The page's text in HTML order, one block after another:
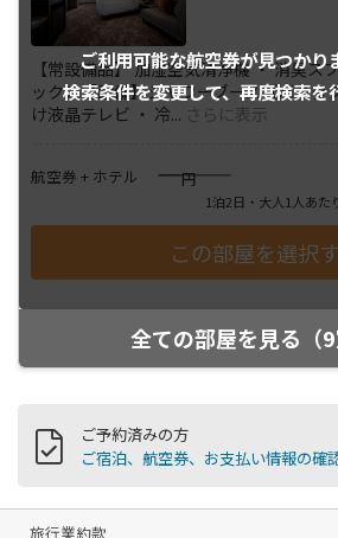
ご利用可能な航空券が見つかり
検索条件を変更して、再度検索を
【常設備品】 加湿空気清浄機 ・ 消臭ス
ックス【設備】シャワーブース（バスタ
け液晶テレビ ・ 冷... さらに表示
航空券 + ホテル ――――円
1泊2日・大人1人あた
全ての部屋を見る（9
ご予約済みの方
ご宿泊、航空券、お支払い情報の確
旅行業約款